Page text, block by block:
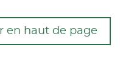
en haut de page